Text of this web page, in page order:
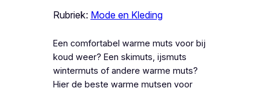
Rubriek: Mode en Kleding
Een comfortabel warme muts voor bij
koud weer? Een skimuts, ijsmuts
wintermuts of andere warme muts?
Hier de beste warme mutsen voor